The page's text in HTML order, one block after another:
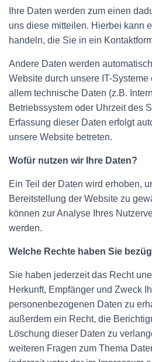
Ihre Daten werden zum einen
uns diese mitteilen. Hierbei kann
handeln, die Sie in ein
Andere Daten werden
Website durch unsere IT-Systeme
allem technische Daten (z.B.
Betriebssystem oder Uhrzeit des
Erfassung dieser Daten erfolgt
unsere Website betreten.
Wofür nutzen wir Ihre Daten?
Ein Teil der Daten wird erhoben,
Bereitstellung der Website zu
können zur Analyse Ihres
werden.
Welche Rechte haben Sie
Sie haben jederzeit das Recht
Herkunft, Empfänger und Zweck
personenbezogenen Daten zu
außerdem ein Recht, die
Löschung dieser Daten zu
weiteren Fragen zum Thema